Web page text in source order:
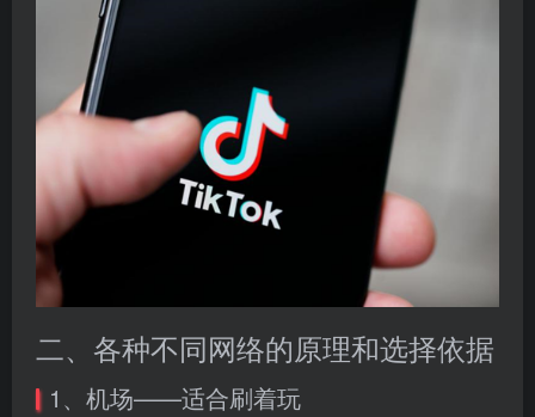
二、各种不同网络的原理和选择依据
1、机场——适合刷着玩